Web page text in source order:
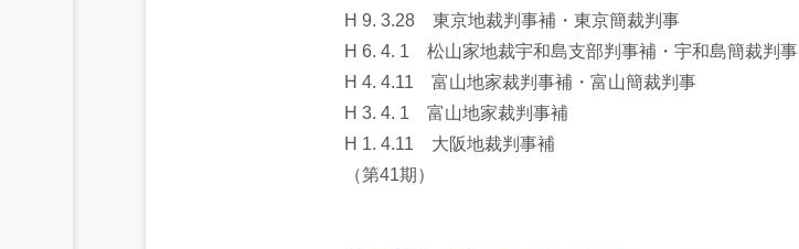
H 9. 3.28 東京地裁判事補・東京簡裁判事
H 6. 4. 1 松山家地裁宇和島支部判事補・宇和島簡裁判事
H 4. 4.11 富山地家裁判事補・富山簡裁判事
H 3. 4. 1 富山地家裁判事補
H 1. 4.11 大阪地裁判事補
（第41期）